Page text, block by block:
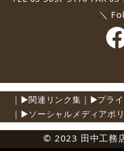
＼
関連リンク集
プラ
ソーシャルメディアポ
©️ 2023 田中工務